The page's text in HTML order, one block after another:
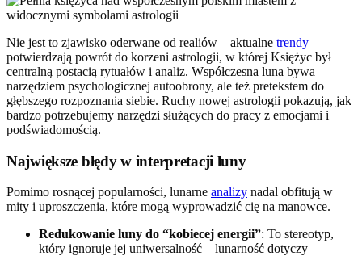
Nie jest to zjawisko oderwane od realiów – aktualne trendy
potwierdzają powrót do korzeni astrologii, w której Księżyc był
centralną postacią rytuałów i analiz. Współczesna luna bywa
narzędziem psychologicznej autoobrony, ale też pretekstem do
głębszego rozpoznania siebie. Ruchy nowej astrologii pokazują, jak
bardzo potrzebujemy narzędzi służących do pracy z emocjami i
podświadomością.
Największe błędy w interpretacji luny
Pomimo rosnącej popularności, lunarne analizy nadal obfitują w
mity i uproszczenia, które mogą wyprowadzić cię na manowce.
Redukowanie luny do “kobiecej energii”: To stereotyp,
który ignoruje jej uniwersalność – lunarność dotyczy